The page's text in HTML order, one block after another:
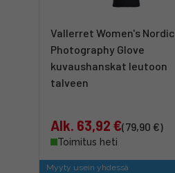
Vallerret Women's Nordic
Photography Glove
kuvaushanskat leutoon
talveen
Alk. 63,92 €(79,90 €)
Toimitus heti
Myyty usein yhdessä